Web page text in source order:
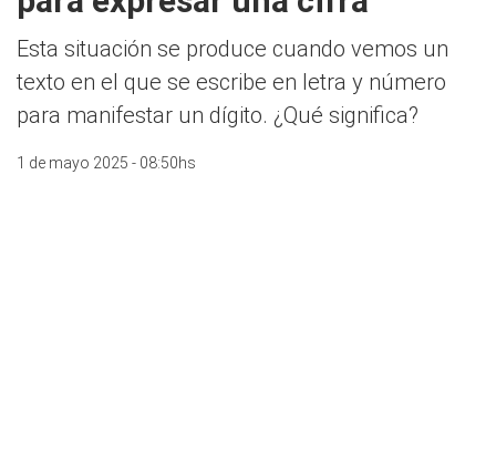
Esta situación se produce cuando vemos un
texto en el que se escribe en letra y número
para manifestar un dígito. ¿Qué significa?
1 de mayo 2025 - 08:50hs